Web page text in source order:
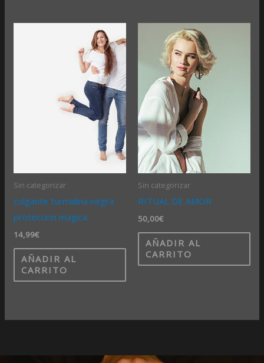
Sin categorizar
colgante turmalina negra
proteccion magica
14,99€
AÑADIR AL
CARRITO
Sin categorizar
RITUAL DE AMOR
50,00€
AÑADIR AL
CARRITO